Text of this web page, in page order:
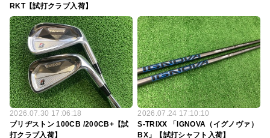
RKT【試打クラブ入荷】
2026.07.30 17:06:18
ブリヂストン 100CB /200CB+【試
打クラブ入荷】
2026.07.24 17:10:10
S-TRIXX 「IGNOVA（イグノヴァ）
BX」【試打シャフト入荷】